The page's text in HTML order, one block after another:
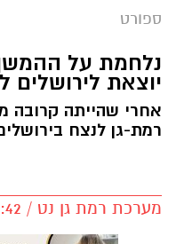
ספורט
נלחמת על
יוצאת לירושלים
אחרי שהייתה קרובה
רמת-גן לנצח
מערכת רמת גן נט / 16:42 09.05.25